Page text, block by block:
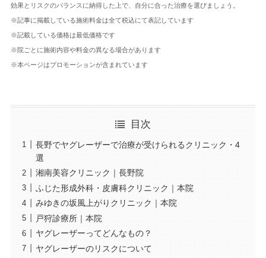
効果とリスクのバランスに納得した上で、自分に合った治療を選びましょう。
※記事に掲載している施術料金は全て税込にて表記しています
※記載している価格は最低価格です
※院ごとに施術内容や料金の異なる場合があります
※本ページはプロモーションが含まれています
目次
長野でヤグレーザーで治療が受けられるクリニック・4
選
湘南美容クリニック｜長野院
ふじた形成外科・皮膚科クリニック｜本院
みゆきの坂風上がりクリニック｜本院
戸狩診療所｜本院
ヤグレーザーってどんなもの？
ヤグレーザーのリスクについて